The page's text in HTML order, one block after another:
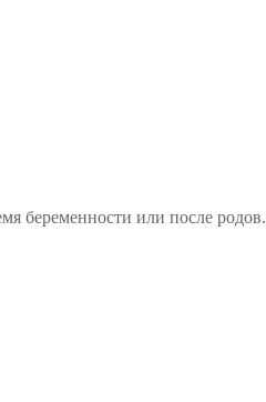
беременности или после родов.